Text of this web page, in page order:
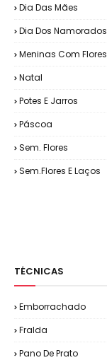
Dia Das Mães
Dia Dos Namorados
Meninas Com Flores
Natal
Potes E Jarros
Páscoa
Sem. Flores
Sem.Flores E Laços
TÉCNICAS
Emborrachado
Fralda
Pano De Prato